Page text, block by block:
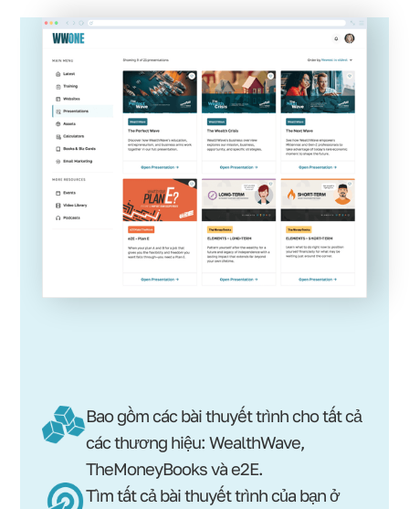
Bao gồm các bài thuyết trình cho tất cả
các thương hiệu: WealthWave,
TheMoneyBooks và e2E.
Tìm tất cả bài thuyết trình của bạn ở